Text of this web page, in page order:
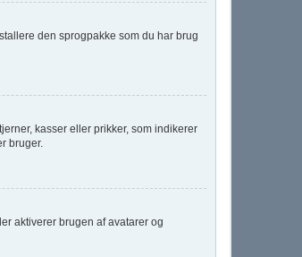
den sprogpakke som du har brug
kasser eller prikker, som indikerer
bruger.
aktiverer brugen af avatarer og